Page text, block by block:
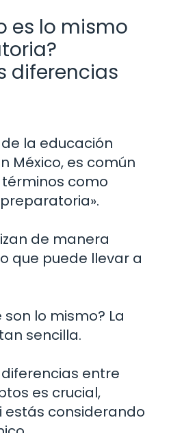
es lo mismo
diferencias
la educación
México, es común
como
de manera
que puede llevar a
lo mismo? La
sencilla.
entre
es crucial,
estás considerando